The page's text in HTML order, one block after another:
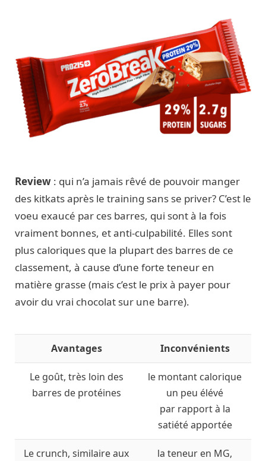
Review : qui n’a jamais rêvé de pouvoir manger
des kitkats après le training sans se priver? C’est le
voeu exaucé par ces barres, qui sont à la fois
vraiment bonnes, et anti-culpabilité. Elles sont
plus caloriques que la plupart des barres de ce
classement, à cause d’une forte teneur en
matière grasse (mais c’est le prix à payer pour
avoir du vrai chocolat sur une barre).
Avantages Inconvénients
Le goût, très loin des
barres de protéines
le montant calorique
un peu élévé
par rapport à la
satiété apportée
Le crunch, similaire aux
la teneur en MG,